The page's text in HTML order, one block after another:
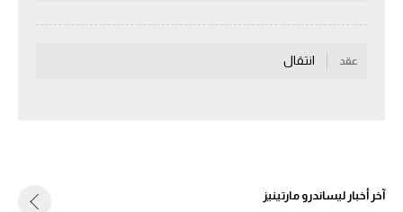
سعودي في الجول
الدوري الإنجليزي
رياضات أخرى
عقد انتقال
آخر أخبار ليساندرو مارتينيز